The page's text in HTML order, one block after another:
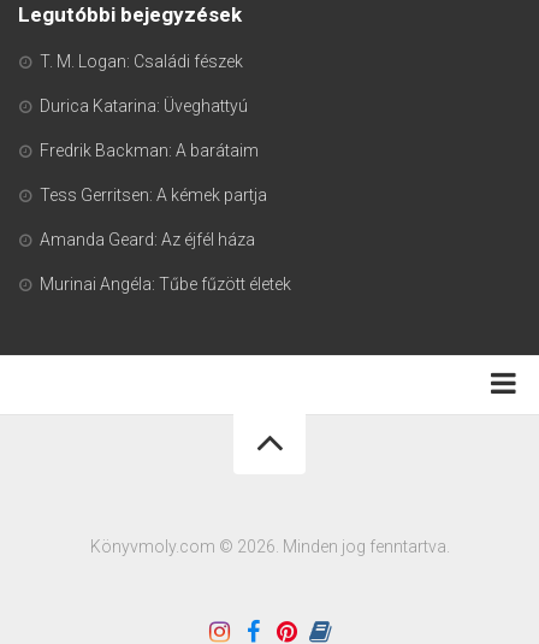
Legutóbbi bejegyzések
T. M. Logan: Családi fészek
Durica Katarina: Üveghattyú
Fredrik Backman: A barátaim
Tess Gerritsen: A kémek partja
Amanda Geard: Az éjfél háza
Murinai Angéla: Tűbe fűzött életek
Könyvmoly.com © 2026. Minden jog fenntartva.